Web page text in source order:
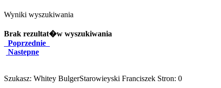
Wyniki wyszukiwania
Brak rezultat�w wyszukiwania
Poprzednie
Nastepne
Szukasz: Whitey BulgerStarowieyski Franciszek Stron: 0